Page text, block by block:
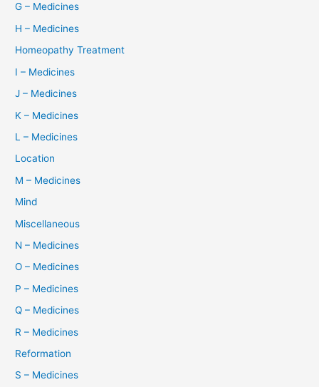
G – Medicines
H – Medicines
Homeopathy Treatment
I – Medicines
J – Medicines
K – Medicines
L – Medicines
Location
M – Medicines
Mind
Miscellaneous
N – Medicines
O – Medicines
P – Medicines
Q – Medicines
R – Medicines
Reformation
S – Medicines